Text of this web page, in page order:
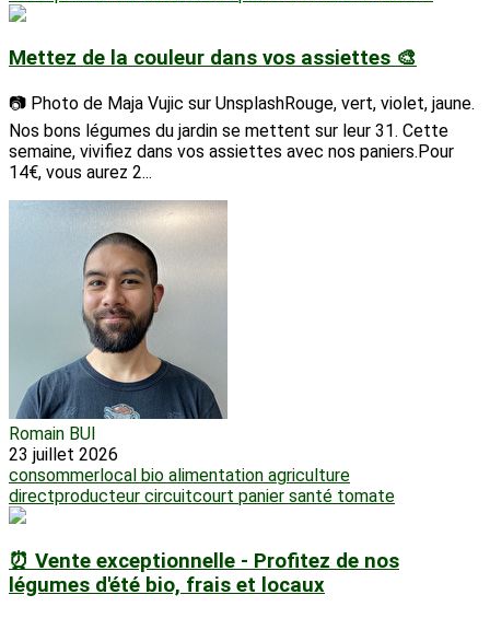
Mettez de la couleur dans vos assiettes 🎨
📷 Photo de Maja Vujic sur UnsplashRouge, vert, violet, jaune.
Nos bons légumes du jardin se mettent sur leur 31. Cette
semaine, vivifiez dans vos assiettes avec nos paniers.Pour
14€, vous aurez 2...
Romain BUI
23 juillet 2026
consommerlocal bio alimentation agriculture
directproducteur circuitcourt panier santé tomate
⏰ Vente exceptionnelle - Profitez de nos
légumes d'été bio, frais et locaux